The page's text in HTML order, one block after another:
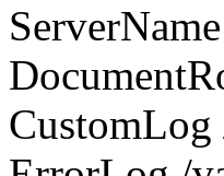
CustomLog